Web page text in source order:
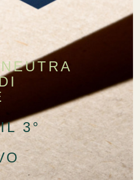
3°